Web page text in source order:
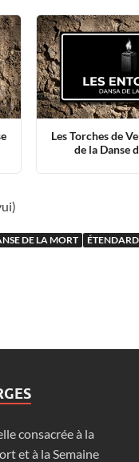
Les Torches de
de la Danse
DE LA MORT
consacrée à la
et à la Semaine